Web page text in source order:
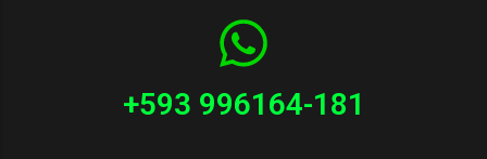
+593 996164-181